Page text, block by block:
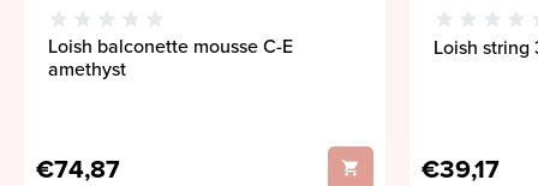
Loish balconette mousse C-E
amethyst
€74,87
Loish string
€39,17